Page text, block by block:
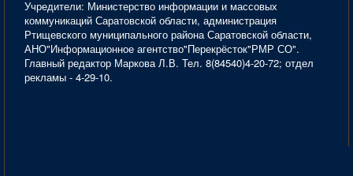
Учредители: Министерство информации и массовых
коммуникаций Саратовской области, администрация
Ртищевского муниципального района Саратовской области,
АНО"Информационное агентство"Перекрёсток"РМР СО".
Главный редактор Маркова Л.В. Тел. 8(84540)4-20-72; отдел
рекламы - 4-29-10.